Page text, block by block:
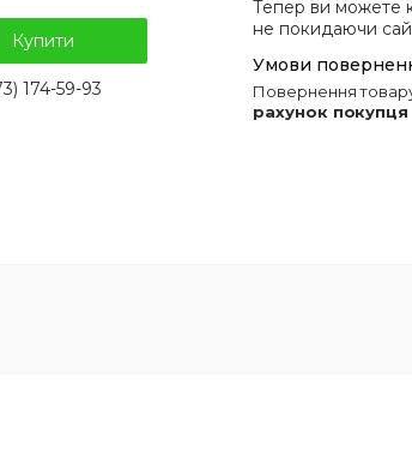
Купити
174-59-93
Тепер ви можете
не покидаючи
повернення
рахунок покупця